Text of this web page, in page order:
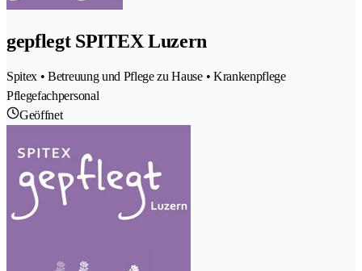
gepflegt SPITEX Luzern
Spitex • Betreuung und Pflege zu Hause • Krankenpflege
Pflegefachpersonal
Geöffnet